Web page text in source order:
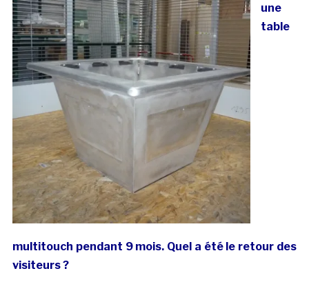
une
table
multitouch pendant 9 mois. Quel a été le retour des
visiteurs ?